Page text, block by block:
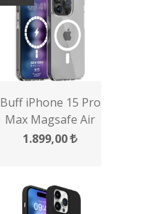
Buff iPhone 15 Pro
Max Magsafe Air
Hybrid Kılıf
1.899,00